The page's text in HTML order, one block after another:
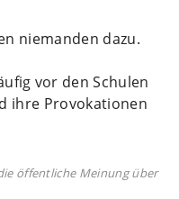
niemanden dazu.
vor den Schulen
ihre Provokationen
öffentliche Meinung über